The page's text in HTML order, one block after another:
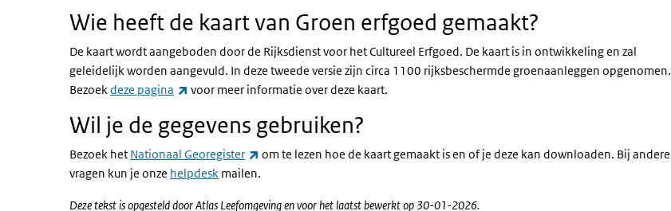
Wie heeft de kaart van Groen erfgoed gemaakt?
De kaart wordt aangeboden door de Rijksdienst voor het Cultureel Erfgoed. De kaart is in ontwikkeling en zal
geleidelijk worden aangevuld. In deze tweede versie zijn circa 1100 rijksbeschermde groenaanleggen opgenomen.
Bezoekdeze pagina (externe link)
voor meer informatie over deze kaart.
Wil je de gegevens gebruiken?
Bezoek het Nationaal Georegister (externe link)
om te lezen hoe de kaart gemaakt is en of je deze kan downloaden. Bij andere
vragen kun je onze helpdesk mailen.
Deze tekst is opgesteld door Atlas Leefomgeving en voor het laatst bewerkt op 30-01-2026.